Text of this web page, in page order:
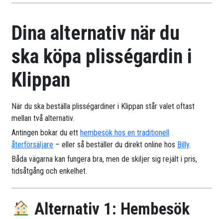
Dina alternativ när du
ska köpa plisségardin i
Klippan
När du ska beställa plisségardiner i Klippan står valet oftast
mellan två alternativ.
Antingen bokar du etthembesök hos en traditionell
återförsäljare – eller så beställer du direkt online hos Billy.
Båda vägarna kan fungera bra, men de skiljer sig rejält i pris,
tidsåtgång och enkelhet.
Alternativ 1: Hembesök